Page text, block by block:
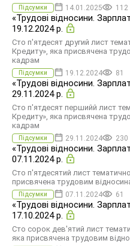
Підсумки 14.01.2025 112
«Трудові відносини.
19.12.2024 р.
Сто п'ятдесят другий лист
Кредиту», яка присвячена
кадрам
Підсумки 19.12.2024 81
«Трудові відносини.
29.11.2024 р.
Сто п'ятдесят першийй лист
Кредиту», яка присвячена
кадрам
Підсумки 29.11.2024 230
«Трудові відносини.
07.11.2024 р.
Сто п'ятдесятий лист
присвячена трудовим
Підсумки 07.11.2024 61
«Трудові відносини.
17.10.2024 р.
Сто сорок дев'ятий лист
яка присвячена трудовим